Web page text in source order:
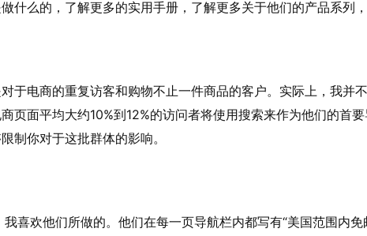
什么的，了解更多的实用手册，了解更多关于他们的产品系列
对于电商的重复访客和购物不止一件商品的客户。实际上，我
页面平均大约10%到12%的访问者将使用搜索来作为他们的首
制你对于这批群体的影响。
喜欢他们所做的。他们在每一页导航栏内都写有“美国范围内